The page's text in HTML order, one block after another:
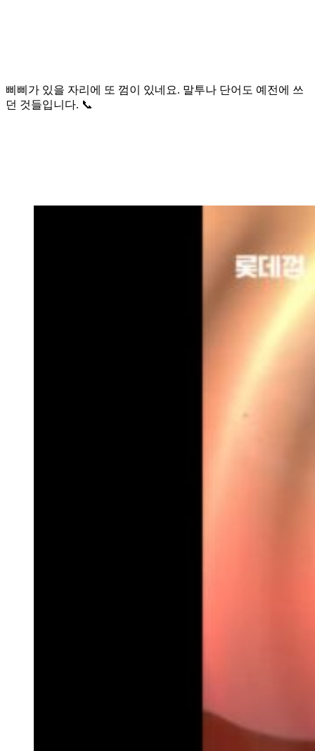
삐삐가 있을 자리에 또 껌이 있네요. 말투나 단어도 예전에 쓰
던 것들입니다. 📞